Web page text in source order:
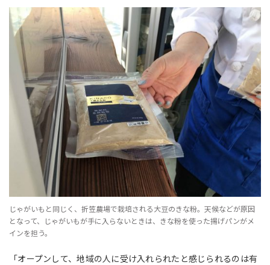
じゃがいもと同じく、折笠農場で栽培される大豆のきな粉。天候などが原因
となって、じゃがいもが手に入らないときは、きな粉を使った揚げパンがメ
インを担う。
「オープンして、地域の人に受け入れられたと感じられるのは有